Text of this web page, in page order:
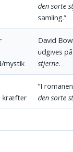
den sorte
samling.”
mystik
David
udgives
stjerne.
kræfter
“I
den sorte